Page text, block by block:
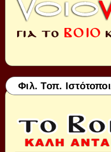
Φιλ. Τοπ. Ιστότοποι